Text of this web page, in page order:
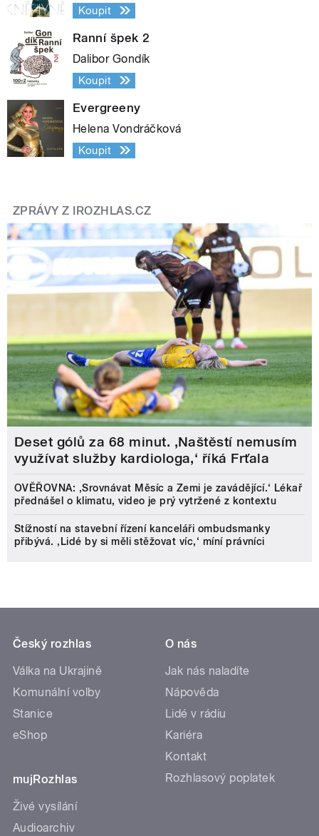
Koupit
Ranní špek 2
Dalibor Gondík
Koupit
Evergreeny
Helena Vondráčková
Koupit
ZPRÁVY Z IROZHLAS.CZ
Deset gólů za 68 minut. ,Naštěstí nemusím
využívat služby kardiologa,‘ říká Frťala
OVĚŘOVNA: ‚Srovnávat Měsíc a Zemi je zavádějící.‘ Lékař
přednášel o klimatu, video je prý vytržené z kontextu
Stížností na stavební řízení kanceláři ombudsmanky
přibývá. ‚Lidé by si měli stěžovat víc,‘ míní právníci
Český rozhlas
Válka na Ukrajině
Komunální volby
Stanice
eShop
mujRozhlas
Živé vysílání
Audioarchiv
O nás
Jak nás naladíte
Nápověda
Lidé v rádiu
Kariéra
Kontakt
Rozhlasový poplatek